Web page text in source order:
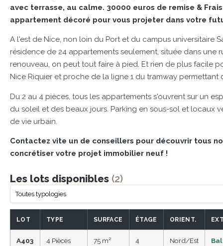
avec terrasse, au calme. 30000 euros de remise &
appartement décoré pour vous projeter dans votre
A l'est de Nice, non loin du Port et du campus universitaire
résidence de 24 appartements seulement, située dans une
renouveau, on peut tout faire à pied. Et rien de plus facile
Nice Riquier et proche de la ligne 1 du tramway permettant
Du 2 au 4 pièces, tous les appartements s'ouvrent sur un
du soleil et des beaux jours. Parking en sous-sol et locaux
de vie urbain.
Contactez vite un de conseillers pour découvrir tous
concrétiser votre projet immobilier neuf !
Les lots disponibles (2)
LOT TYPE SURFACE ÉTAGE ORIENT.
A403 4 Pièces 75 m² 4 Nord/Est